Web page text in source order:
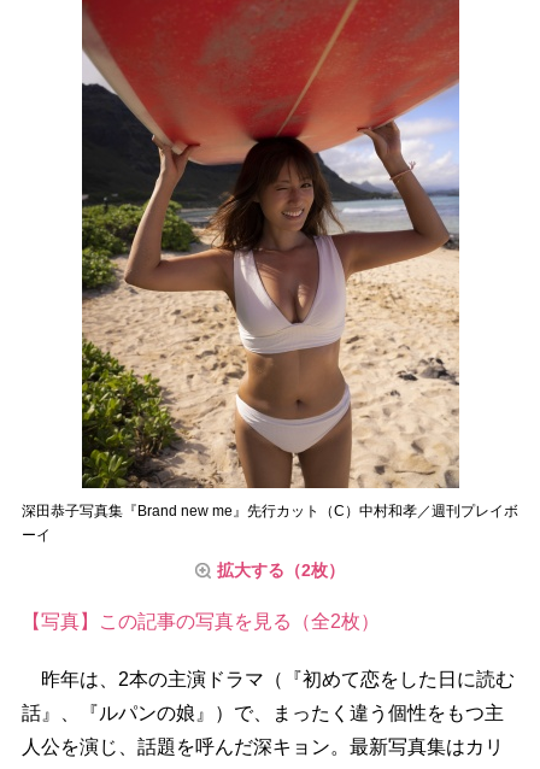
深田恭子写真集『Brand new me』先行カット（C）中村和孝／週刊プレイボ
ーイ
拡大する（2枚）
【写真】この記事の写真を見る（全2枚）
昨年は、2本の主演ドラマ（『初めて恋をした日に読む
話』、『ルパンの娘』）で、まったく違う個性をもつ主
人公を演じ、話題を呼んだ深キョン。最新写真集はカリ